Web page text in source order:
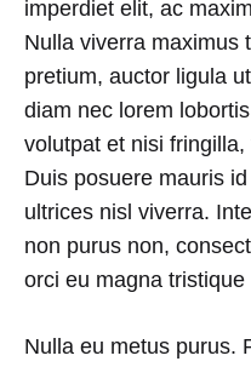
imperdiet elit, ac
Nulla viverra maximus
pretium, auctor ligula
diam nec lorem
volutpat et nisi
Duis posuere mauris
ultrices nisl viverra.
non purus non,
orci eu magna tristique
Nulla eu metus purus.